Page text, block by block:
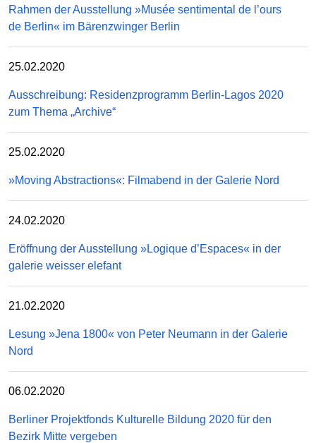
Rahmen der Ausstellung »Musée sentimental de l’ours
de Berlin« im Bärenzwinger Berlin
25.02.2020
Ausschreibung: Residenzprogramm Berlin-Lagos 2020
zum Thema „Archive“
25.02.2020
»Moving Abstractions«: Filmabend in der Galerie Nord
24.02.2020
Eröffnung der Ausstellung »Logique d’Espaces« in der
galerie weisser elefant
21.02.2020
Lesung »Jena 1800« von Peter Neumann in der Galerie
Nord
06.02.2020
Berliner Projektfonds Kulturelle Bildung 2020 für den
Bezirk Mitte vergeben